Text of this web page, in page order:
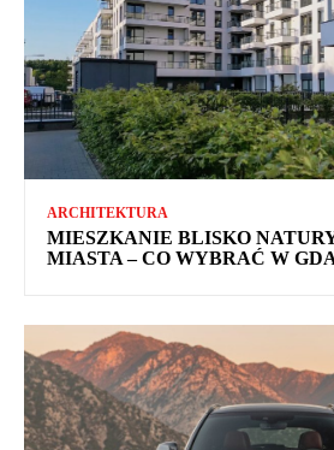
ARCHITEKTURA
MIESZKANIE BLISKO
MIASTA – CO WYBRAĆ W